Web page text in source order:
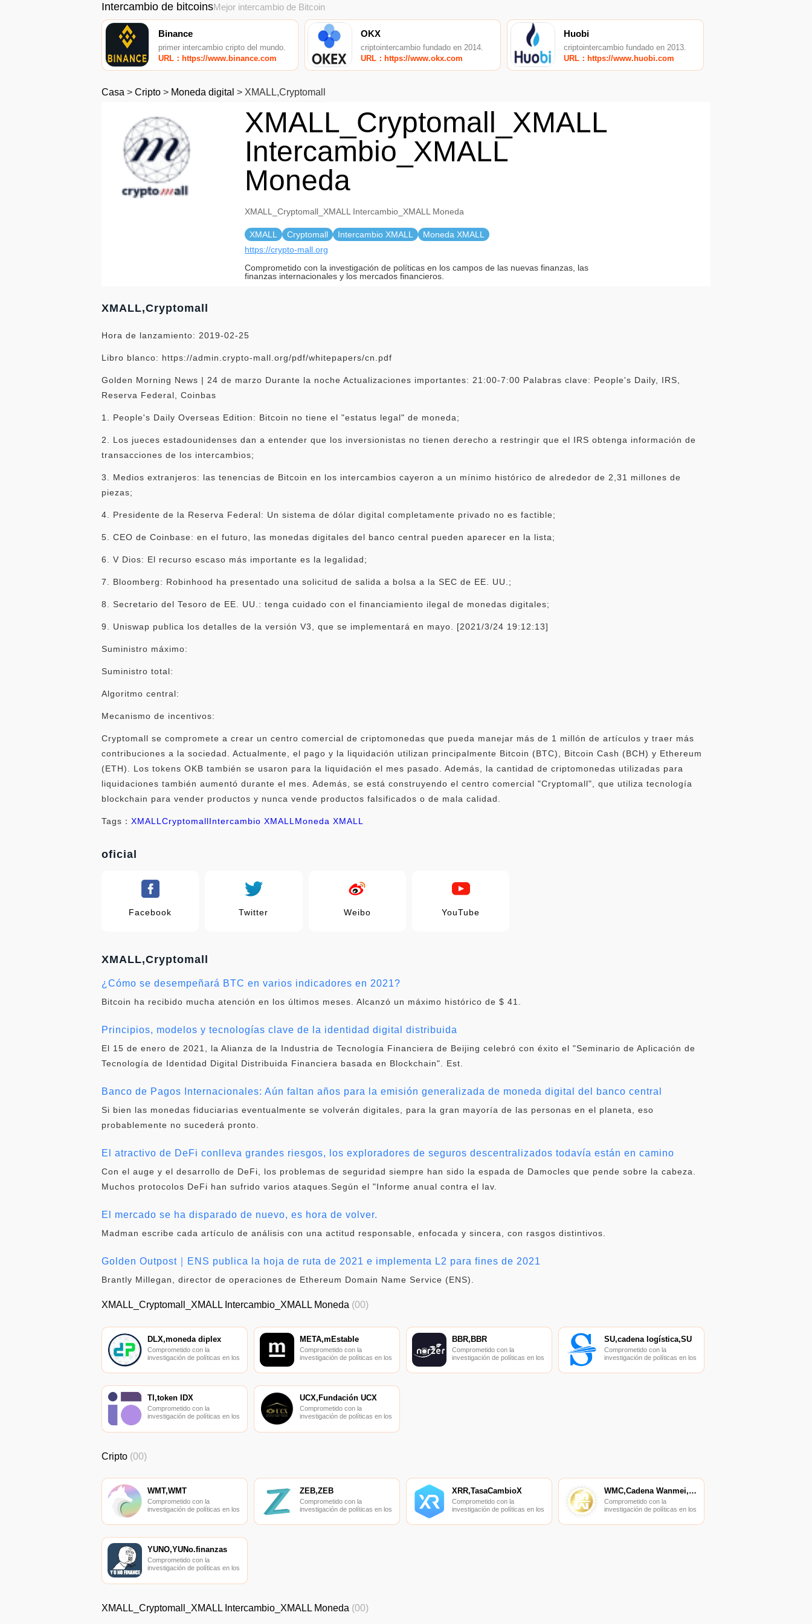
Intercambio de bitcoinsMejor intercambio de Bitcoin
Binance
primer intercambio cripto del mundo.
URL：https://www.binance.com
OKX
criptointercambio fundado en 2014.
URL：https://www.okx.com
Huobi
criptointercambio fundado en 2013.
URL：https://www.huobi.com
Casa > Cripto > Moneda digital > XMALL,Cryptomall
XMALL_Cryptomall_XMALL
Intercambio_XMALL
Moneda
XMALL_Cryptomall_XMALL Intercambio_XMALL Moneda
XMALL Cryptomall Intercambio XMALL
Moneda XMALL
https://crypto-mall.org
Comprometido con la investigación de políticas en los campos de las nuevas finanzas, las
finanzas internacionales y los mercados financieros.
XMALL,Cryptomall
Hora de lanzamiento: 2019-02-25
Libro blanco: https://admin.crypto-mall.org/pdf/whitepapers/cn.pdf
Golden Morning News | 24 de marzo Durante la noche Actualizaciones importantes: 21:00-7:00 Palabras clave: People's Daily, IRS,
Reserva Federal, Coinbas
1. People's Daily Overseas Edition: Bitcoin no tiene el "estatus legal" de moneda;
2. Los jueces estadounidenses dan a entender que los inversionistas no tienen derecho a restringir que el IRS obtenga información de
transacciones de los intercambios;
3. Medios extranjeros: las tenencias de Bitcoin en los intercambios cayeron a un mínimo histórico de alrededor de 2,31 millones de
piezas;
4. Presidente de la Reserva Federal: Un sistema de dólar digital completamente privado no es factible;
5. CEO de Coinbase: en el futuro, las monedas digitales del banco central pueden aparecer en la lista;
6. V Dios: El recurso escaso más importante es la legalidad;
7. Bloomberg: Robinhood ha presentado una solicitud de salida a bolsa a la SEC de EE. UU.;
8. Secretario del Tesoro de EE. UU.: tenga cuidado con el financiamiento ilegal de monedas digitales;
9. Uniswap publica los detalles de la versión V3, que se implementará en mayo. [2021/3/24 19:12:13]
Suministro máximo:
Suministro total:
Algoritmo central:
Mecanismo de incentivos:
Cryptomall se compromete a crear un centro comercial de criptomonedas que pueda manejar más de 1 millón de artículos y traer más
contribuciones a la sociedad. Actualmente, el pago y la liquidación utilizan principalmente Bitcoin (BTC), Bitcoin Cash (BCH) y Ethereum
(ETH). Los tokens OKB también se usaron para la liquidación el mes pasado. Además, la cantidad de criptomonedas utilizadas para
liquidaciones también aumentó durante el mes. Además, se está construyendo el centro comercial "Cryptomall", que utiliza tecnología
blockchain para vender productos y nunca vende productos falsificados o de mala calidad.
Tags： XMALL CryptomallIntercambio XMALL Moneda XMALL
oficial
Facebook Twitter Weibo YouTube
XMALL,Cryptomall
¿Cómo se desempeñará BTC en varios indicadores en 2021?
Bitcoin ha recibido mucha atención en los últimos meses. Alcanzó un máximo histórico de $ 41.
Principios, modelos y tecnologías clave de la identidad digital distribuida
El 15 de enero de 2021, la Alianza de la Industria de Tecnología Financiera de Beijing celebró con éxito el "Seminario de Aplicación de
Tecnología de Identidad Digital Distribuida Financiera basada en Blockchain". Est.
Banco de Pagos Internacionales: Aún faltan años para la emisión generalizada de moneda digital del banco central
Si bien las monedas fiduciarias eventualmente se volverán digitales, para la gran mayoría de las personas en el planeta, eso
probablemente no sucederá pronto.
El atractivo de DeFi conlleva grandes riesgos, los exploradores de seguros descentralizados todavía están en camino
Con el auge y el desarrollo de DeFi, los problemas de seguridad siempre han sido la espada de Damocles que pende sobre la cabeza.
Muchos protocolos DeFi han sufrido varios ataques.Según el "Informe anual contra el lav.
El mercado se ha disparado de nuevo, es hora de volver.
Madman escribe cada artículo de análisis con una actitud responsable, enfocada y sincera, con rasgos distintivos.
Golden Outpost｜ENS publica la hoja de ruta de 2021 e implementa L2 para fines de 2021
Brantly Millegan, director de operaciones de Ethereum Domain Name Service (ENS).
XMALL_Cryptomall_XMALL Intercambio_XMALL Moneda (00)
DLX,moneda diplex
Comprometido con la
investigación de políticas en los
finanzas, las finanzas
META,mEstable
Comprometido con la
investigación de políticas en los
finanzas, las finanzas
BBR,BBR
Comprometido con la
investigación de políticas en los
finanzas, las finanzas
SU,cadena logística,SU
Comprometido con la
investigación de políticas en los
finanzas, las finanzas
TI,token IDX
Comprometido con la
investigación de políticas en los
finanzas, las finanzas
UCX,Fundación UCX
Comprometido con la
investigación de políticas en los
finanzas, las finanzas
Cripto (00)
WMT,WMT
Comprometido con la
investigación de políticas en los
finanzas, las finanzas
ZEB,ZEB
Comprometido con la
investigación de políticas en los
finanzas, las finanzas
XRR,TasaCambioX
Comprometido con la
investigación de políticas en los
finanzas, las finanzas
WMC,Cadena Wanmei,Cadena WM
Comprometido con la
investigación de políticas en los
finanzas, las finanzas
YUNO,YUNo.finanzas
Comprometido con la
investigación de políticas en los
finanzas, las finanzas
XMALL_Cryptomall_XMALL Intercambio_XMALL Moneda (00)